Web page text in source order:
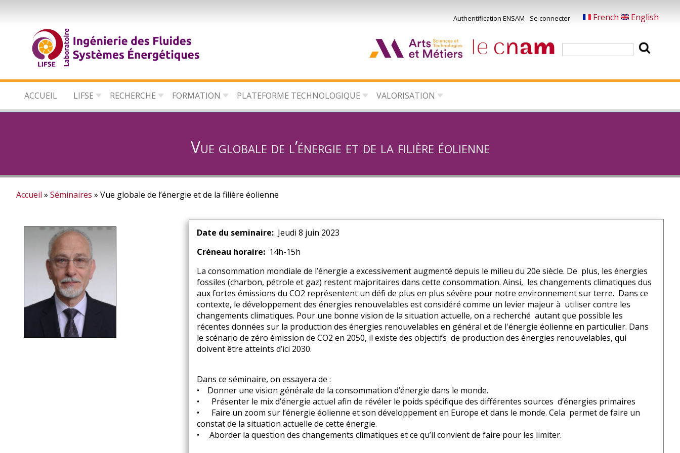
du
compte
Authentification ENSAM Se connecter French English
ACCUEIL LIFSE RECHERCHE FORMATION PLATEFORME TECHNOLOGIQUE VALORISATION
Vue globale de l’énergie et de la filière éolienne
d'Ariane
Accueil Séminaires Vue globale de l’énergie et de la filière éolienne
Date du seminaire
Jeudi 8 juin 2023
Créneau horaire
14h-15h
La consommation mondiale de l’énergie a excessivement augmenté depuis le milieu du 20e siècle. De plus, les énergies
fossiles (charbon, pétrole et gaz) restent majoritaires dans cette consommation. Ainsi, les changements climatiques dus
aux fortes émissions du CO2 représentent un défi de plus en plus sévère pour notre environnement sur terre. Dans ce
contexte, le développement des énergies renouvelables est considéré comme un levier majeur à utiliser contre les
changements climatiques. Pour une bonne vision de la situation actuelle, on a recherché autant que possible les
récentes données sur la production des énergies renouvelables en général et de l'énergie éolienne en particulier. Dans
le scénario de zéro émission de CO2 en 2050, il existe des objectifs de production des énergies renouvelables, qui
doivent être atteints d’ici 2030.
Dans ce séminaire, on essayera de :
• Donner une vision générale de la consommation d’énergie dans le monde.
• Présenter le mix d’énergie actuel afin de révéler le poids spécifique des différentes sources d’énergies primaires
• Faire un zoom sur l’énergie éolienne et son développement en Europe et dans le monde. Cela permet de faire un
constat de la situation actuelle de cette énergie.
• Aborder la question des changements climatiques et ce qu’il convient de faire pour les limiter.